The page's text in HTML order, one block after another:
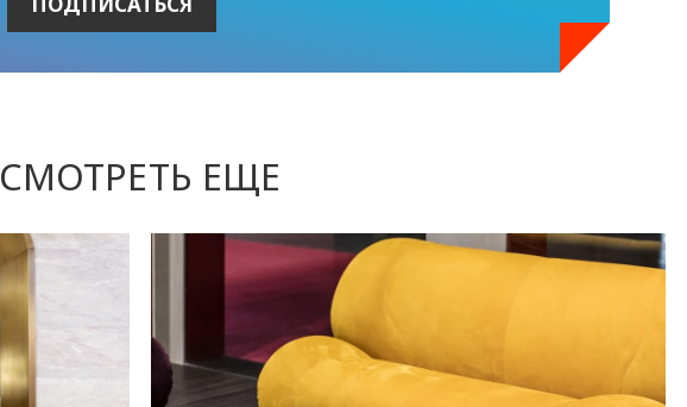
СМОТРЕТЬ ЕЩЕ